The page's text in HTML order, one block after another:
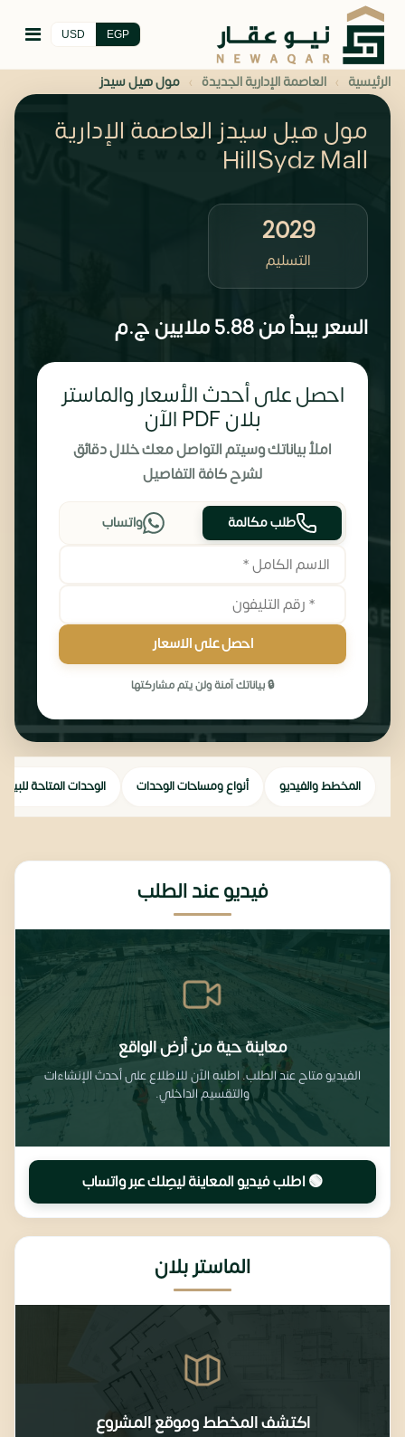
EGP
USD
الرئيسية › العاصمة الإدارية الجديدة › مول هيل سيدز
مول هيل سيدز العاصمة الإدارية
HillSydz Mall
2029
التسليم
السعر يبدأ من5.88 ملايين ج.م
احصل على أحدث الأسعار والماستر
بلان PDF الآن
املأ بياناتك وسيتم التواصل معك خلال دقائق
لشرح كافة التفاصيل
طلب مكالمة واتساب
احصل على الاسعار
🔒 بياناتك آمنة ولن يتم مشاركتها
المخطط والفيديو أنواع ومساحات الوحدات الوحدات المتاحة للبيع
فيديو عند الطلب
معاينة حية من أرض الواقع
الفيديو متاح عند الطلب. اطلبه الآن للاطلاع على أحدث الإنشاءات
والتقسيم الداخلي.
🟢 اطلب فيديو المعاينة ليصِلك عبر واتساب
الماستر بلان
اكتشف المخطط وموقع المشروع